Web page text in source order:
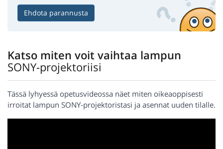
Ehdota parannusta
Katso miten voit vaihtaa lampun
SONY-projektoriisi
Tässä lyhyessä opetusvideossa näet miten oikeaoppisesti
irroitat lampun SONY-projektoristasi ja asennat uuden tilalle.